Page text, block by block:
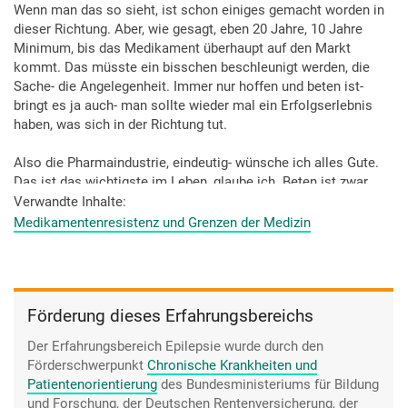
Wenn man das so sieht, ist schon einiges gemacht worden in
dieser Richtung. Aber, wie gesagt, eben 20 Jahre, 10 Jahre
Minimum, bis das Medikament überhaupt auf den Markt
kommt. Das müsste ein bisschen beschleunigt werden, die
Sache- die Angelegenheit. Immer nur hoffen und beten ist-
bringt es ja auch- man sollte wieder mal ein Erfolgserlebnis
haben, was sich in der Richtung tut.
Also die Pharmaindustrie, eindeutig- wünsche ich alles Gute.
Das ist das wichtigste im Leben, glaube ich. Beten ist zwar
schön und gut, aber das hilft einem ja nicht. Und Mitleid
braucht man auch nicht. Es- und die Ärzte sind keine
wäre auch schön, wenn es so wäre, aber- träumt man von.
Verwandte Inhalte
Medikamentenresistenz und Grenzen der Medizin
Förderung dieses Erfahrungsbereichs
Der Erfahrungsbereich Epilepsie wurde durch den
Förderschwerpunkt Chronische Krankheiten und
Patientenorientierung des Bundesministeriums für Bildung
und Forschung, der Deutschen Rentenversicherung, der